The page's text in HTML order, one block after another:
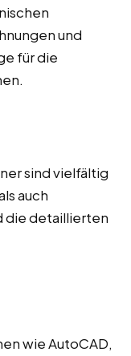
und
für die
sind vielfältig
auch
die detaillierten
wie AutoCAD,